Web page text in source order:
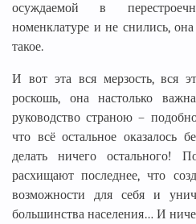
осуждаемой в
номенклатуре и не снились,
такое.
И вот эта вся мерзость, вся
роскошь, она настолько
руководство страною –
что всё остальное оказалось
делать ничего остального!
расхищают последнее, что
возможности для себя и
большинства населения… И